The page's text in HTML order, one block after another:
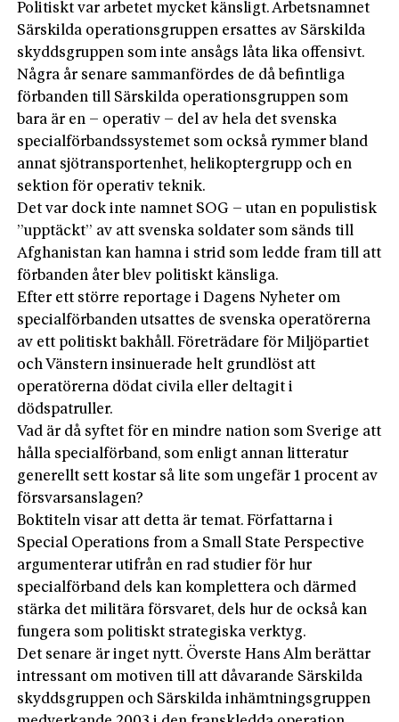
Politiskt var arbetet mycket känsligt. Arbetsnamnet
Särskilda operationsgruppen ersattes av Särskilda
skyddsgruppen som inte ansågs låta lika offensivt.
Några år senare sammanfördes de då befintliga
förbanden till Särskilda operationsgruppen som
bara är en – operativ – del av hela det svenska
specialförbandssystemet som också rymmer bland
annat sjötransportenhet, helikoptergrupp och en
sektion för operativ teknik.
Det var dock inte namnet SOG – utan en populistisk
”upptäckt” av att svenska soldater som sänds till
Afghanistan kan hamna i strid som ledde fram till att
förbanden åter blev politiskt känsliga.
Efter ett större reportage i Dagens Nyheter om
specialförbanden utsattes de svenska operatörerna
av ett politiskt bakhåll. Företrädare för Miljöpartiet
och Vänstern insinuerade helt grundlöst att
operatörerna dödat civila eller deltagit i
dödspatruller.
Vad är då syftet för en mindre nation som Sverige att
hålla specialförband, som enligt annan litteratur
generellt sett kostar så lite som ungefär 1 procent av
försvarsanslagen?
Boktiteln visar att detta är temat. Författarna i
Special Operations from a Small State Perspective
argumenterar utifrån en rad studier för hur
specialförband dels kan komplettera och därmed
stärka det militära försvaret, dels hur de också kan
fungera som politiskt strategiska verktyg.
Det senare är inget nytt. Överste Hans Alm berättar
intressant om motiven till att dåvarande Särskilda
skyddsgruppen och Särskilda inhämtningsgruppen